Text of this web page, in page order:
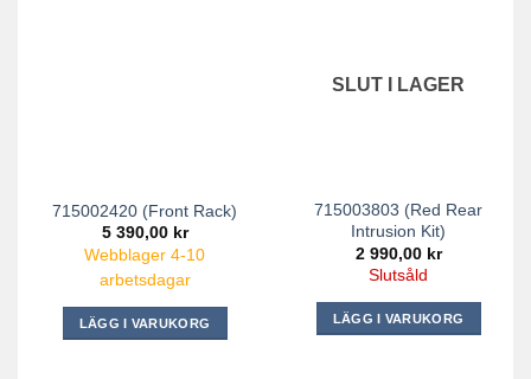
715002420 (Front Rack)
5 390,00 kr
Webblager 4-10
arbetsdagar
LÄGG I VARUKORG
SLUT I LAGER
715003803 (Red Rear
Intrusion Kit)
2 990,00 kr
Slutsåld
LÄGG I VARUKORG